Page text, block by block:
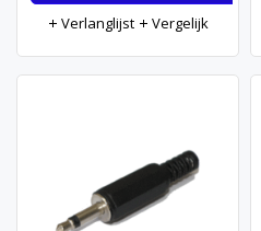
Verlanglijst
Vergelijk